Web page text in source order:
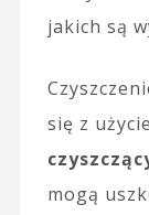
jakich są
się z
mogą